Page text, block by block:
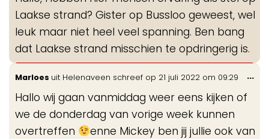
Laakse strand? Gister op Bussloo geweest, wel
leuk maar niet heel veel spanning. Ben bang
dat Laakse strand misschien te opdringerig is.
Marloes uit Helenaveen schreef op 21 juli 2022 om 09:29
Hallo wij gaan vanmiddag weer eens kijken of
we de donderdag van vorige week kunnen
overtreffen
enne Mickey ben jij jullie ook van
...